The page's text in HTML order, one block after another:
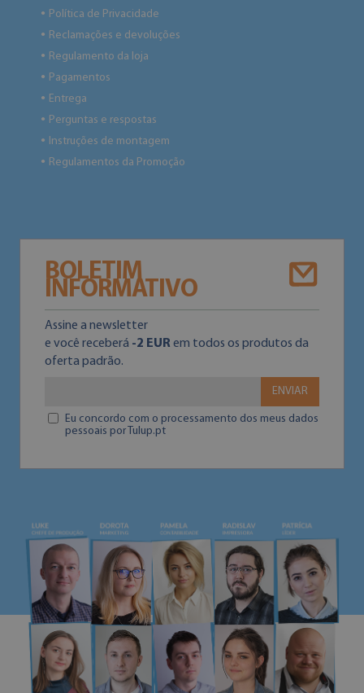
● Política de Privacidade
● Reclamações e devoluções
● Regulamento da loja
● Pagamentos
● Entrega
● Perguntas e respostas
● Instruções de montagem
● Regulamentos da Promoção
BOLETIM
INFORMATIVO
Assine a newsletter
e você receberá -2 EUR em todos os produtos da
oferta padrão.
ENVIAR
Eu concordo com o processamento dos meus dados
pessoais por Tulup.pt